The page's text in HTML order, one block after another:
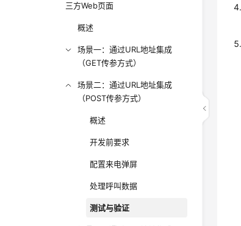
三方Web页面
概述
场景一：通过URL地址集成
（GET传参方式）
场景二：通过URL地址集成
（POST传参方式）
概述
开发前要求
配置来电弹屏
处理呼叫数据
测试与验证